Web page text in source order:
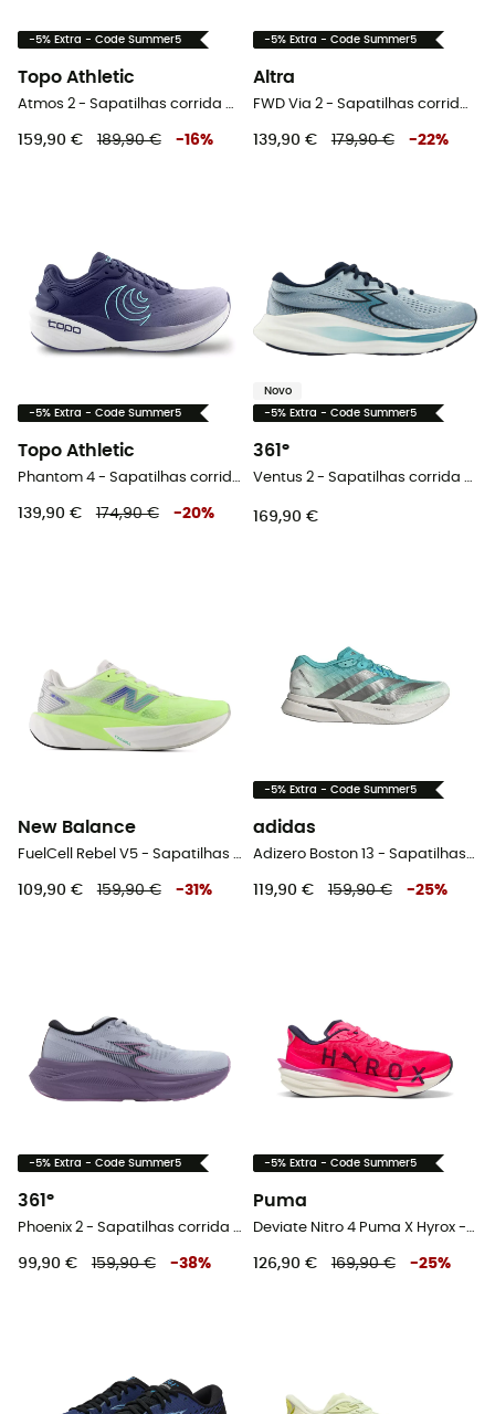
-5% Extra - Code Summer5
Topo Athletic
Atmos 2 - Sapatilhas corrida homem
159,90 € 189,90 € -16%
-5% Extra - Code Summer5
Altra
FWD Via 2 - Sapatilhas corrida homem
139,90 € 179,90 € -22%
-5% Extra - Code Summer5
Topo Athletic
Phantom 4 - Sapatilhas corrida mulher
139,90 € 174,90 € -20%
Novo
-5% Extra - Code Summer5
361°
Ventus 2 - Sapatilhas corrida homem
169,90 €
New Balance
FuelCell Rebel V5 - Sapatilhas corrida mulher
109,90 € 159,90 € -31 %
-5% Extra - Code Summer5
adidas
Adizero Boston 13 - Sapatilhas corrida homem
119,90 € 159,90 € -25%
-5% Extra - Code Summer5
361°
Phoenix 2 - Sapatilhas corrida mulher
99,90 € 159,90 € -38%
-5% Extra - Code Summer5
Puma
Deviate Nitro 4 Puma X Hyrox - Sapatilhas corrida homem
126,90 € 169,90 € -25%